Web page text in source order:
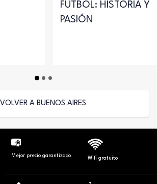
FÚTBOL: HISTORIA Y
PASIÓN
VOLVER A BUENOS AIRES
Mejor precio garantizado Wifi gratuito